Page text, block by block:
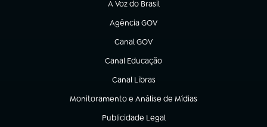
A Voz do Brasil
(abre em nova aba)
Agência GOV
(abre em nova aba)
Canal GOV
(abre em nova aba)
Canal Educação
(abre em nova aba)
Canal Libras
(abre em nova aba)
Monitoramento e Análise de Mídias
(abre em nova aba)
Publicidade Legal
(abre em nova aba)